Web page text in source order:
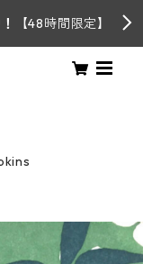
【48時間限定】